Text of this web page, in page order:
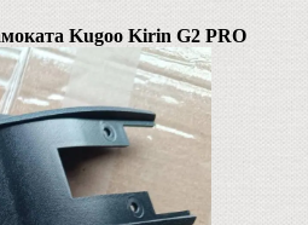
Kugoo Kirin G2 PRO